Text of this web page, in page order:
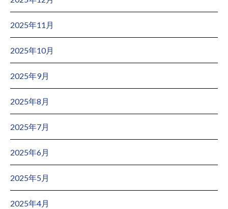
2025年11月
2025年10月
2025年9月
2025年8月
2025年7月
2025年6月
2025年5月
2025年4月